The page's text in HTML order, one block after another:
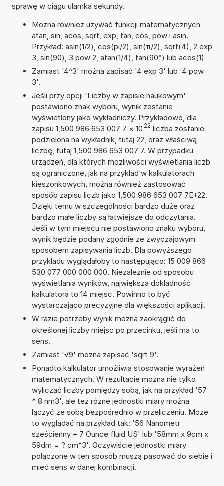
sprawę w ciągu ułamka sekundy.
Można również używać funkcji matematycznych
atan, sin, acos, sqrt, exp, tan, cos, pow i asin.
Przykład: asin(1/2), cos(pi/2), sin(π/2), sqrt(4), 2 exp
3, sin(90), 3 pow 2, atan(1/4), tan(90°) lub acos(1)
Zamiast '4^3' można zapisać '4 exp 3' lub '4 pow
3'.
Jeśli przy opcji 'Liczby w zapisie naukowym'
postawiono znak wyboru, wynik zostanie
wyświetlony jako wykładniczy. Przykładowo, dla
zapisu 1,500 986 653 007 7 × 10 22 liczba zostanie
podzielona na wykładnik, tutaj 22, oraz właściwą
liczbę, tutaj 1,500 986 653 007 7. W przypadku
urządzeń, dla których możliwości wyświetlania liczb
są ograniczone, jak na przykład w kalkulatorach
kieszonkowych, można również zastosować
sposób zapisu liczb jako 1,500 986 653 007 7E+22.
Dzięki temu w szczególności bardzo duże oraz
bardzo małe liczby są łatwiejsze do odczytania.
Jeśli w tym miejscu nie postawiono znaku wyboru,
wynik będzie podany zgodnie ze zwyczajowym
sposobem zapisywania liczb. Dla powyższego
przykładu wyglądałoby to następująco: 15 009 866
530 077 000 000 000. Niezależnie od sposobu
wyświetlania wyników, największa dokładność
kalkulatora to 14 miejsc. Powinno to być
wystarczająco precyzyjne dla większości aplikacji.
W razie potrzeby wynik można zaokrąglić do
określonej liczby miejsc po przecinku, jeśli ma to
sens.
Zamiast '√9' można zapisać 'sqrt 9'.
Ponadto kalkulator umożliwia stosowanie wyrażeń
matematycznych. W rezultacie można nie tylko
wyliczać liczby pomiędzy sobą, jak na przykład '57
* 8 nm3', ale też różne jednostki miary można
łączyć ze sobą bezpośrednio w przeliczeniu. Może
to wyglądać na przykład tak: '56 Nanometr
sześcienny + 7 Ounce fluid US' lub '58mm x 9cm x
59dm = ? cm^3'. Oczywiście jednostki miary
połączone w ten sposób muszą pasować do siebie i
mieć sens w danej kombinacji.